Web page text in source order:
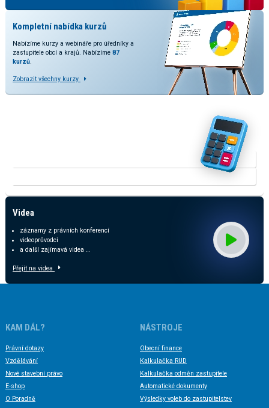
Kompletní nabídka kurzů
Nabízíme kurzy a webináře pro úředníky a
zastupitele obcí a krajů. Nabízíme 87
kurzů.
Zobrazit všechny kurzy
Videa
záznamy z právních konferencí
videoprůvodci
a další zajímavá videa …
Přejít na videa
KAM DÁL?
Právní dotazy
Vzdělávání
Nové stavební právo
E-shop
O Poradně
NÁSTROJE
Obecní finance
Kalkulačka RUD
Kalkulačka odměn zastupitele
Automatické dokumenty
Výsledky voleb do zastupitelstev